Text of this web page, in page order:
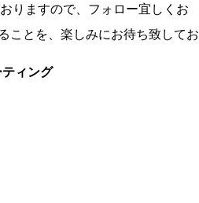
りますので、フォロー宜しくお
ことを、楽しみにお待ち致してお